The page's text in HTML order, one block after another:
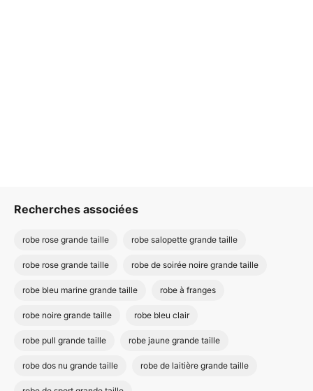
Recherches associées
robe rose grande taille robe salopette grande taille
robe rose grande taille robe de soirée noire grande taille
robe bleu marine grande taille robe à franges
robe noire grande taille robe bleu clair
robe pull grande taille robe jaune grande taille
robe dos nu grande taille robe de laitière grande taille